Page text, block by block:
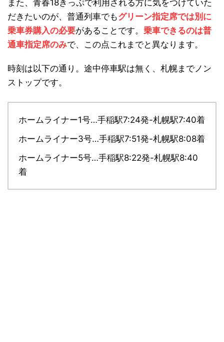
また、青春18きっぷで利用される方に気をつけていた
だきたいのが、普通列車でもグリーン指定席では別に
乗車券購入の必要があることです。 乗車できるのは普
通車指定席のみで、この点これまでと異なります。
時刻は以下の通り。途中停車駅は無く、札幌までノン
ストップです。
ホームライナー1号…手稲駅7:24発-札幌駅7:40着
ホームライナー3号…手稲駅7:51発-札幌駅8:08着
ホームライナー5号…手稲駅8:22発-札幌駅8:40
着